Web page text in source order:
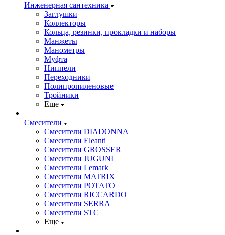
Инженерная сантехника
Заглушки
Коллекторы
Кольца, резинки, прокладки и наборы
Манжеты
Манометры
Муфта
Ниппели
Переходники
Полипропиленовые
Тройники
Еще
Смесители
Смесители DIADONNA
Смесители Eleanti
Смесители GROSSER
Смесители JUGUNI
Смесители Lemark
Смесители MATRIX
Смесители POTATO
Смесители RICCARDO
Смесители SERRA
Смесители STC
Еще